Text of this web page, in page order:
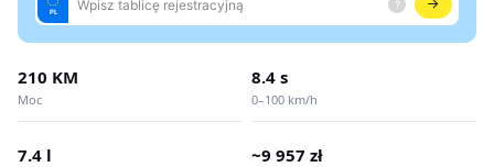
210 KM
Moc
8.4 s
0–100 km/h
7.4 l ~9 957 zł